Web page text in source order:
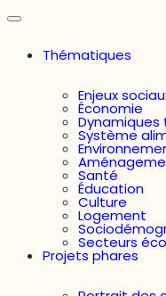
Thématiques
Enjeux
Économie
Système
Santé
Éducation
Culture
Logement
Secteurs
Projets phares